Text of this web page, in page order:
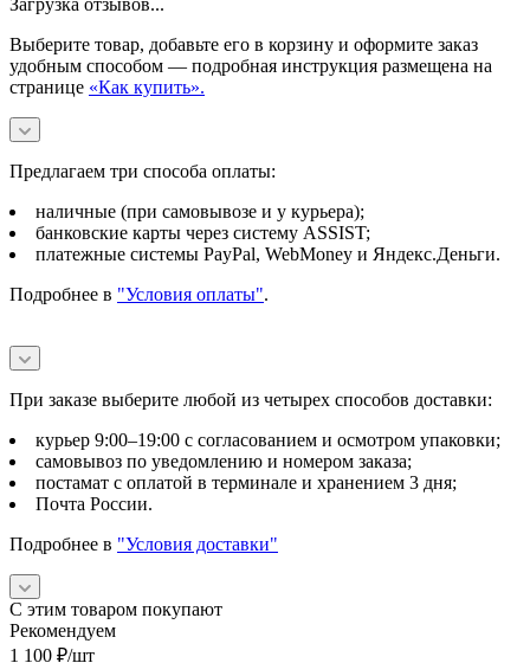
Выберите товар, добавьте его в корзину и оформите заказ
удобным способом — подробная инструкция размещена на
странице «Как купить».
Предлагаем три способа оплаты:
наличные (при самовывозе и у курьера);
банковские карты через систему ASSIST;
платежные системы PayPal, WebMoney и Яндекс.Деньги.
Подробнее в "Условия оплаты".
При заказе выберите любой из четырех способов доставки:
курьер 9:00–19:00 с согласованием и осмотром упаковки;
самовывоз по уведомлению и номером заказа;
постамат с оплатой в терминале и хранением 3 дня;
Почта России.
Подробнее в "Условия доставки"
С этим товаром покупают
Рекомендуем
1 100 ₽/шт